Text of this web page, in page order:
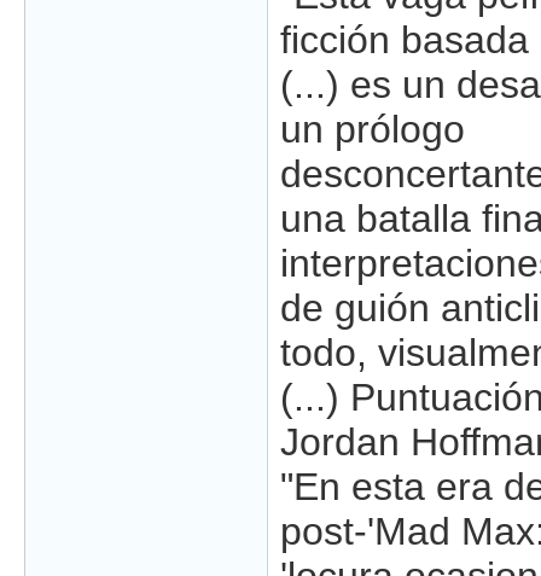
ficción
(...) es un
un prólogo
una batalla
de guión
todo,
(...)
Jordan
"En esta era
post-'Mad